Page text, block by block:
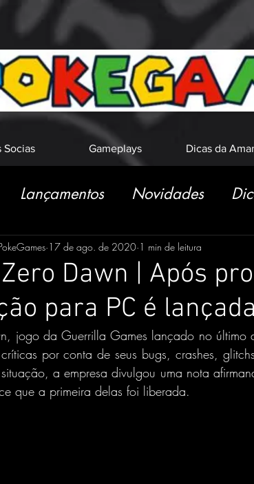
Socias Gameplays Dicas da
Lançamentos Novidades
Dawn | Após
para PC é lançada
17 de ago. de 2020 1 min de leitura
jogo da Guerrilla Games lançado no último
por conta de seus bugs, crashes,
a empresa divulgou uma nota
que a primeira delas foi liberada.